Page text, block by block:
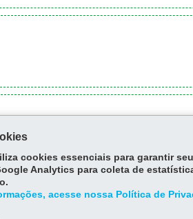
cookies essenciais para garantir
Analytics para coleta de
acesse nossa Política de